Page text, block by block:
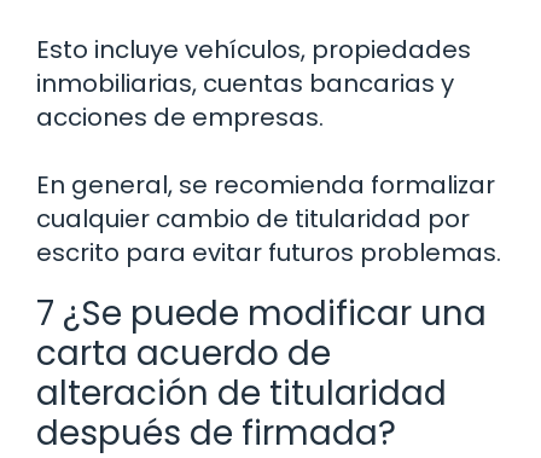
Esto incluye vehículos, propiedades
inmobiliarias, cuentas bancarias y
acciones de empresas.
En general, se recomienda formalizar
cualquier cambio de titularidad por
escrito para evitar futuros problemas.
7 ¿Se puede modificar una
carta acuerdo de
alteración de titularidad
después de firmada?